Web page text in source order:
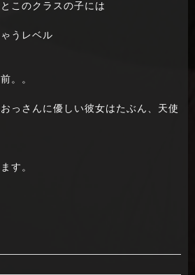
このクラスの子には
うレベル
。。
っさんに優しい彼女はたぶん、天使
す。